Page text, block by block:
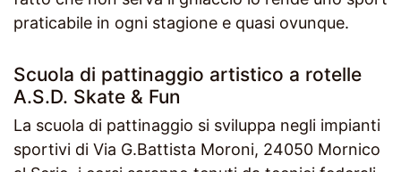
praticabile in ogni stagione e quasi ovunque.
Scuola di pattinaggio artistico a rotelle
A.S.D. Skate & Fun
La scuola di pattinaggio si sviluppa negli impianti
sportivi di Via G.Battista Moroni, 24050 Mornico